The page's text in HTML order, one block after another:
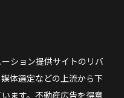
ション提供サイトのリバ
体選定などの上流から下
ます。不動産広告を得意